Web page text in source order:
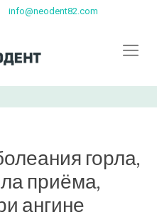
info@neodent82.com
горла,
приёма,
ангине